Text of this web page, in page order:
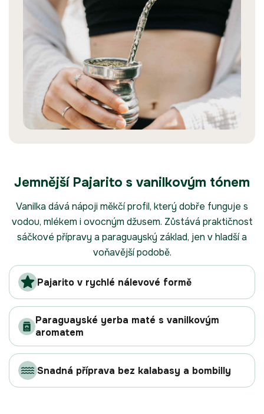
Jemnější Pajarito s vanilkovým tónem
Vanilka dává nápoji měkčí profil, který dobře funguje s
vodou, mlékem i ovocným džusem. Zůstává praktičnost
sáčkové přípravy a paraguayský základ, jen v hladší a
voňavější podobě.
Pajarito v rychlé nálevové formě
Paraguayské yerba maté s vanilkovým
aromatem
Snadná příprava bez kalabasy a bombilly